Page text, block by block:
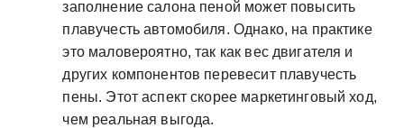
заполнение салона пеной может повысить
плавучесть автомобиля. Однако, на практике
это маловероятно, так как вес двигателя и
других компонентов перевесит плавучесть
пены. Этот аспект скорее маркетинговый ход,
чем реальная выгода.